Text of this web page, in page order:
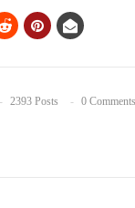
2393 Posts 0 Comments